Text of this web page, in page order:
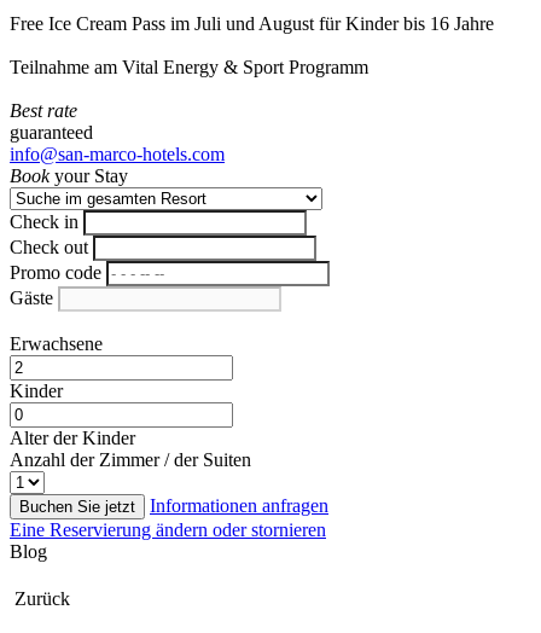
Free Ice Cream Pass im Juli und August für Kinder bis 16 Jahre
Teilnahme am Vital Energy & Sport Programm
Best rate
guaranteed
info@san-marco-hotels.com
Bookyour Stay
Check in
Check out
Promo code
Gäste
Erwachsene
Kinder
Alter der Kinder
Anzahl der Zimmer / der Suiten
Buchen Sie jetzt
Informationen anfragen
Eine Reservierung ändern oder stornieren
Blog
Zurück